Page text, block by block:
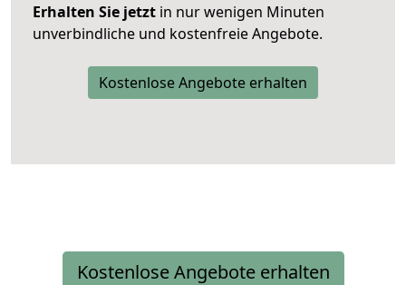
Erhalten Sie jetzt in nur wenigen Minuten
unverbindliche und kostenfreie Angebote.
Kostenlose Angebote erhalten
Kostenlose Angebote erhalten